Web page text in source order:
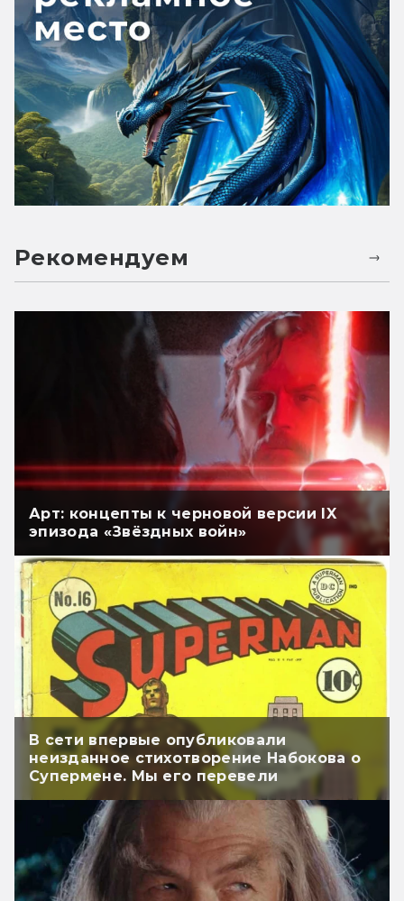
Рекомендуем
Арт: концепты к черновой версии IX
эпизода «Звёздных войн»
В сети впервые опубликовали
неизданное стихотворение Набокова о
Супермене. Мы его перевели